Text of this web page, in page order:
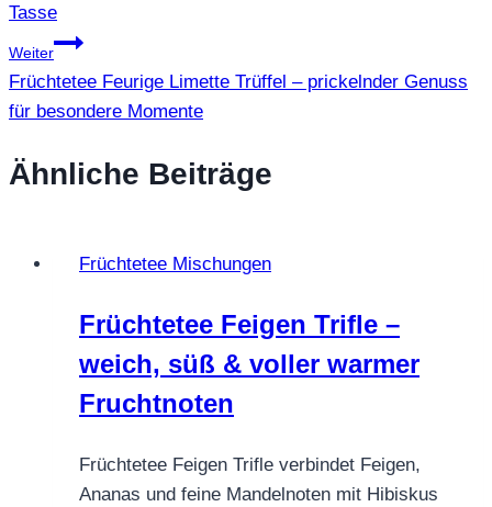
Tasse
Weiter
Früchtetee Feurige Limette Trüffel – prickelnder Genuss
für besondere Momente
Ähnliche Beiträge
Früchtetee Mischungen
Früchtetee Feigen Trifle –
weich, süß & voller warmer
Fruchtnoten
Früchtetee Feigen Trifle verbindet Feigen,
Ananas und feine Mandelnoten mit Hibiskus